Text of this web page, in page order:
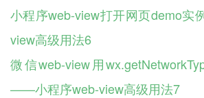
小程序web-view打开网页demo
view高级用法6
微信web-view用
——小程序web-view高级用法7